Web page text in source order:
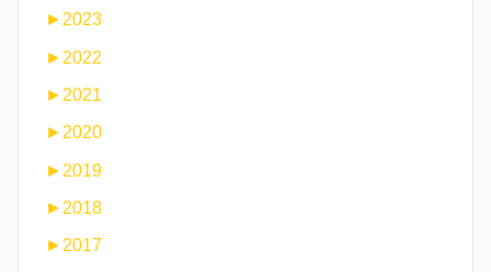
► 2023
► 2022
► 2021
► 2020
► 2019
► 2018
►2017